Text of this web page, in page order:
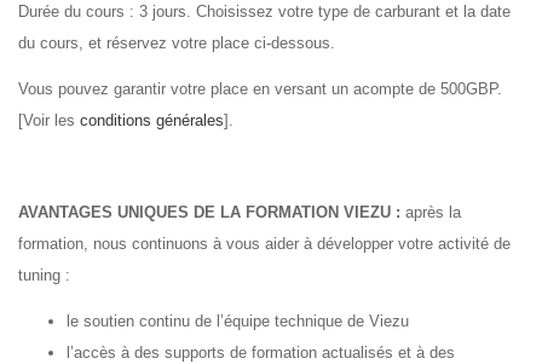
prix :
£500.00
£2,165.00
Durée du cours : 3 jours. Choisissez votre type de carburant et la date
du cours, et réservez votre place ci-dessous.
Vous pouvez garantir votre place en versant un acompte de 500GBP.
[Voir les conditions générales].
AVANTAGES UNIQUES DE LA FORMATION VIEZU : après la
formation, nous continuons à vous aider à développer votre activité de
tuning :
le soutien continu de l’équipe technique de Viezu
l’accès à des supports de formation actualisés et à des